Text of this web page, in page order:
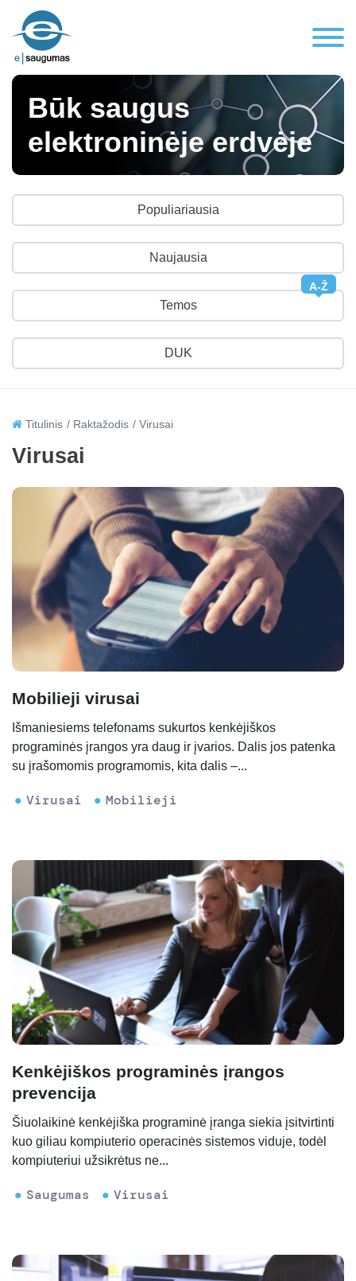
Būk saugus
elektroninėje erdvėje
Populiariausia
Naujausia
Temos
A-Ž
DUK
Titulinis Raktažodis Virusai
Virusai
Mobilieji virusai
Išmaniesiems telefonams sukurtos kenkėjiškos
programinės įrangos yra daug ir įvarios. Dalis jos patenka
su įrašomomis programomis, kita dalis –...
Virusai Mobilieji
Kenkėjiškos programinės įrangos
prevencija
Šiuolaikinė kenkėjiška programinė įranga siekia įsitvirtinti
kuo giliau kompiuterio operacinės sistemos viduje, todėl
kompiuteriui užsikrėtus ne...
Saugumas Virusai